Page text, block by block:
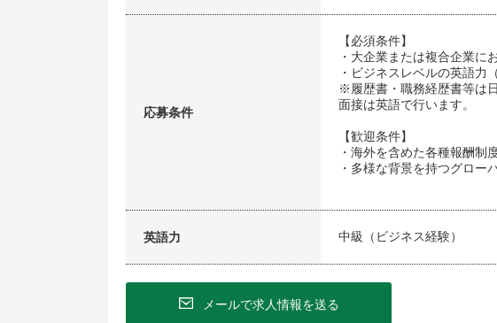
応募条件
【必須条件】
・大企業または複合企業に
・ビジネスレベルの英語力
※履歴書・職務経歴書等は
面接は英語で行います。
【歓迎条件】
・海外を含めた各種報酬制
・多様な背景を持つグロー
英語力 中級（ビジネス経験）
メールで求人情報を送る